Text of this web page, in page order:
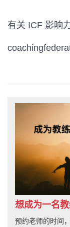
有关 ICF 影响
想成为一名教
预约老师的时间